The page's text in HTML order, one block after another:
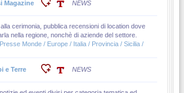
Magazine NEWS
cerimonia, pubblica recensioni di location dove
nella regione, nonchè di aziende del settore.
Monde / Europe / Italia / Provincia / Sicilia /
e Terre NEWS